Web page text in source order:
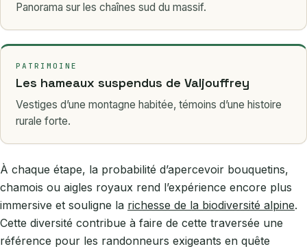
Panorama sur les chaînes sud du massif.
PATRIMOINE
Les hameaux suspendus de Valjouffrey
Vestiges d’une montagne habitée, témoins d’une histoire
rurale forte.
À chaque étape, la probabilité d’apercevoir bouquetins,
chamois ou aigles royaux rend l’expérience encore plus
immersive et souligne la richesse de la biodiversité alpine.
Cette diversité contribue à faire de cette traversée une
référence pour les randonneurs exigeants en quête